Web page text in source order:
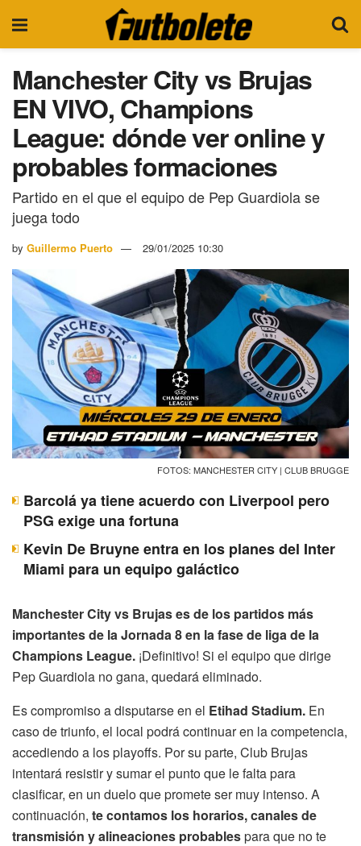
Manchester City vs Brujas
EN VIVO, Champions
League: dónde ver online y
probables formaciones
Partido en el que el equipo de Pep Guardiola se
juega todo
by Guillermo Puerto 29/01/2025 10:30
FOTOS: MANCHESTER CITY | CLUB BRUGGE
Barcolá ya tiene acuerdo con Liverpool pero
PSG exige una fortuna
Kevin De Bruyne entra en los planes del Inter
Miami para un equipo galáctico
Manchester City vs Brujas es de los partidos más
importantes de la Jornada 8 en la fase de liga de la
Champions League. ¡Definitivo! Si el equipo que dirige
Pep Guardiola no gana, quedará eliminado.
Es compromiso a disputarse en el Etihad Stadium. En
caso de triunfo, el local podrá continuar en la competencia,
accediendo a los playoffs. Por su parte, Club Brujas
intentará resistir y sumar el punto que le falta para
clasificar, en un duelo que promete ser muy intenso. A
continuación, te contamos los horarios, canales de
transmisión y alineaciones probablespara que no te